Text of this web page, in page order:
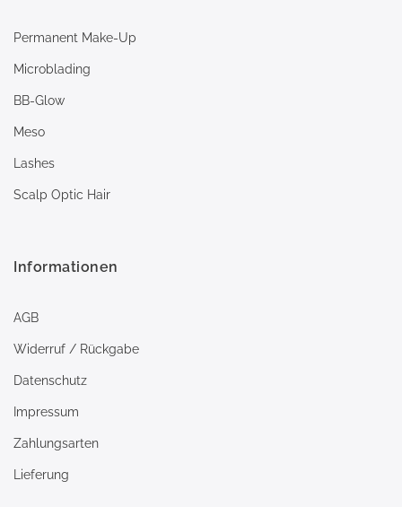
Permanent Make-Up
Microblading
BB-Glow
Meso
Lashes
Scalp Optic Hair
Informationen
AGB
Widerruf / Rückgabe
Datenschutz
Impressum
Zahlungsarten
Lieferung